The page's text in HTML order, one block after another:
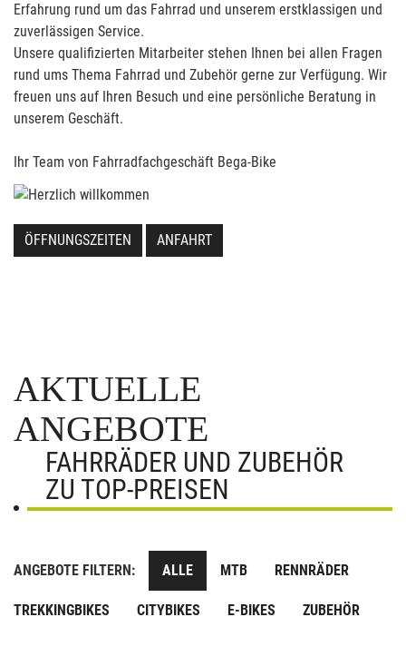
Erfahrung rund um das Fahrrad und unserem erstklassigen und
zuverlässigen Service.
Unsere qualifizierten Mitarbeiter stehen Ihnen bei allen Fragen
rund ums Thema Fahrrad und Zubehör gerne zur Verfügung. Wir
freuen uns auf Ihren Besuch und eine persönliche Beratung in
unserem Geschäft.
Ihr Team von Fahrradfachgeschäft Bega-Bike
ÖFFNUNGSZEITEN ANFAHRT
AKTUELLE
ANGEBOTE
FAHRRÄDER UND ZUBEHÖR
ZU TOP-PREISEN
ANGEBOTE FILTERN: ALLE MTB RENNRÄDER
TREKKINGBIKES CITYBIKES E-BIKES ZUBEHÖR